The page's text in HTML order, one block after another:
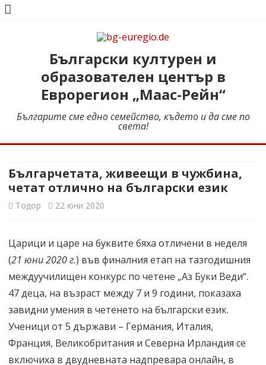
„Маас-Рейн“
Български културен и
образователен център в
Еврорегион „Маас-Рейн“
Българите сме едно семейство, където и да сме по
света!
Skip
Българчетата, живеещи в чужбина,
четат отлично на български език
Тодор 22 юни 2020
Царици и царе на буквите бяха отличени в неделя
(21 юни 2020 г.) във финалния етап на тазгодишния
междуучилищен конкурс по четене „Аз Буки Веди“.
47 деца, на възраст между 7 и 9 години, показаха
завидни умения в четенето на български език.
Ученици от 5 държави – Германия, Италия,
Франция, Великобритания и Северна Ирландия се
включиха в двудневната надпревара онлайн, в